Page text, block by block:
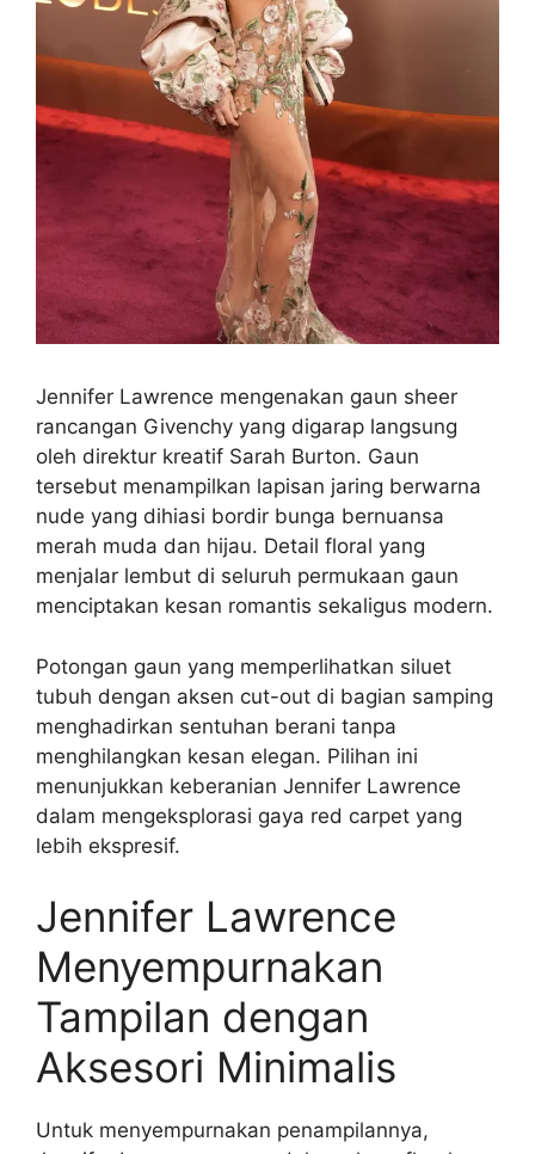
Jennifer Lawrence mengenakan gaun sheer
rancangan Givenchy yang digarap langsung
oleh direktur kreatif Sarah Burton. Gaun
tersebut menampilkan lapisan jaring berwarna
nude yang dihiasi bordir bunga bernuansa
merah muda dan hijau. Detail floral yang
menjalar lembut di seluruh permukaan gaun
menciptakan kesan romantis sekaligus modern.
Potongan gaun yang memperlihatkan siluet
tubuh dengan aksen cut-out di bagian samping
menghadirkan sentuhan berani tanpa
menghilangkan kesan elegan. Pilihan ini
menunjukkan keberanian Jennifer Lawrence
dalam mengeksplorasi gaya red carpet yang
lebih ekspresif.
Jennifer Lawrence
Menyempurnakan
Tampilan dengan
Aksesori Minimalis
Untuk menyempurnakan penampilannya,